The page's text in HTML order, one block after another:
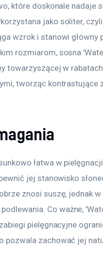
które doskonale nadaje
jako soliter,
wzrok i stanowi główny
rozmiarom, sosna
towarzyszącej w
tworząc kontrastujące
łatwa w
jej stanowisko
znosi suszę, jednak
Co ważne,
pielęgnacyjne
pozwala zachować jej